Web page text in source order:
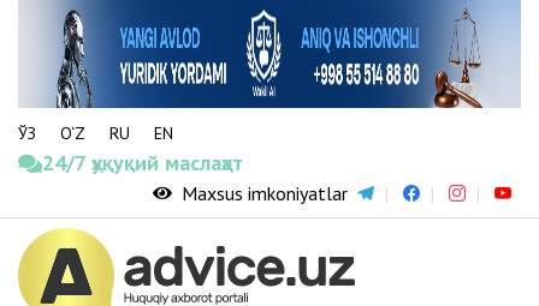
ЎЗ O‘Z RU EN
24/7 ҳуқуқий маслаҳат
Maxsus imkoniyatlar